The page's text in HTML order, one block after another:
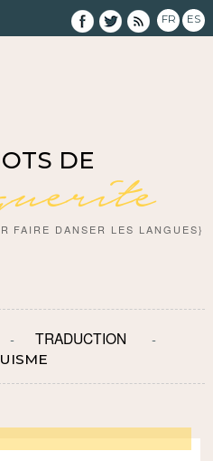
FR ES
DE
FAIRE DANSER LES LANGUES}
TRADUCTION